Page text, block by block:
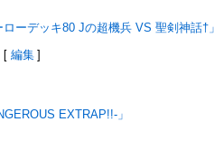
ーデッキ80 Jの超機兵 VS 聖剣神話†」
[ 編集]
EXTRAP!!-」